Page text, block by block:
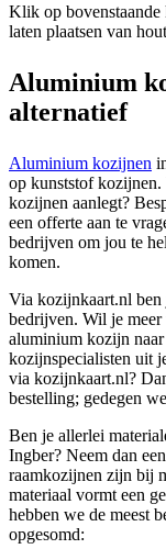
Klik op
laten plaatsen van
Aluminium
alternatief
Aluminium kozijnen
op kunststof
kozijnen aanlegt?
een offerte aan te
bedrijven om jou te
komen.
Via kozijnkaart.nl ben
bedrijven. Wil je meer
aluminium kozijn
kozijnspecialisten uit
via kozijnkaart.nl?
bestelling; gedegen
Ben je allerlei
Ingber? Neem dan
raamkozijnen zijn bij
materiaal vormt een
hebben we de meest
opgesomd: